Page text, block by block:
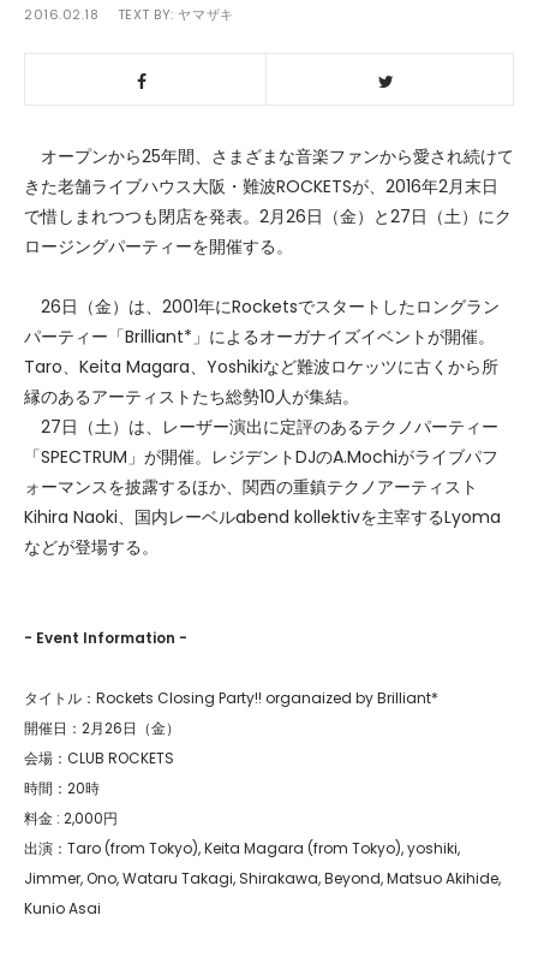
2016.02.18 TEXT BY: ヤマザキ
オープンから25年間、さまざまな音楽ファンから愛され続けて
きた老舗ライブハウス大阪・難波ROCKETSが、2016年2月末日
で惜しまれつつも閉店を発表。2月26日（金）と27日（土）にク
ロージングパーティーを開催する。
26日（金）は、2001年にRocketsでスタートしたロングラン
パーティー「Brilliant*」によるオーガナイズイベントが開催。
Taro、Keita Magara、Yoshikiなど難波ロケッツに古くから所
縁のあるアーティストたち総勢10人が集結。
27日（土）は、レーザー演出に定評のあるテクノパーティー
「SPECTRUM」が開催。レジデントDJのA.Mochiがライブパフ
ォーマンスを披露するほか、関西の重鎮テクノアーティスト
Kihira Naoki、国内レーベルabend kollektivを主宰するLyoma
などが登場する。
- Event Information -
タイトル：Rockets Closing Party!! organaized by Brilliant*
開催日：2月26日（金）
会場：CLUB ROCKETS
時間：20時
料金 : 2,000円
出演：Taro (from Tokyo), Keita Magara (from Tokyo), yoshiki,
Jimmer, Ono, Wataru Takagi, Shirakawa, Beyond, Matsuo Akihide,
Kunio Asai